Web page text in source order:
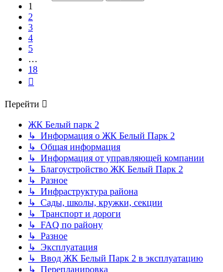
1
2
3
4
5
…
18
Перейти
ЖК Белый парк 2
↳ Информация о ЖК Белый Парк 2
↳ Общая информация
↳ Информация от управляющей компании
↳ Благоустройство ЖК Белый Парк 2
↳ Разное
↳ Инфраструктура района
↳ Сады, школы, кружки, секции
↳ Транспорт и дороги
↳ FAQ по району
↳ Разное
↳ Эксплуатация
↳ Ввод ЖК Белый Парк 2 в эксплуатацию
↳ Перепланировка